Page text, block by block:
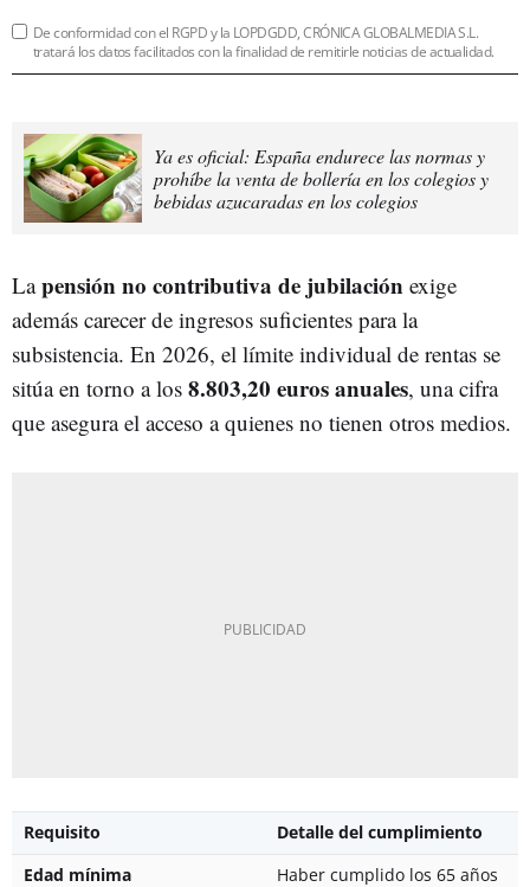
De conformidad con el RGPD y la LOPDGDD, CRÓNICA GLOBALMEDIA S.L.
tratará los datos facilitados con la finalidad de remitirle noticias de actualidad.
Ya es oficial: España endurece las normas y
prohíbe la venta de bollería en los colegios y
bebidas azucaradas en los colegios
Lapensión no contributiva de jubilación exige
además carecer de ingresos suficientes para la
subsistencia. En 2026, el límite individual de rentas se
sitúa en torno a los 8.803,20 euros anuales, una cifra
que asegura el acceso a quienes no tienen otros medios.
Requisito
Detalle del cumplimiento
Edad mínima
Haber cumplido los 65 años